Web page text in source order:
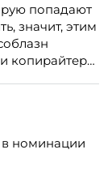
попадают
значит, этим
копирайтера
ценность,
тот редкий
не
в номинации